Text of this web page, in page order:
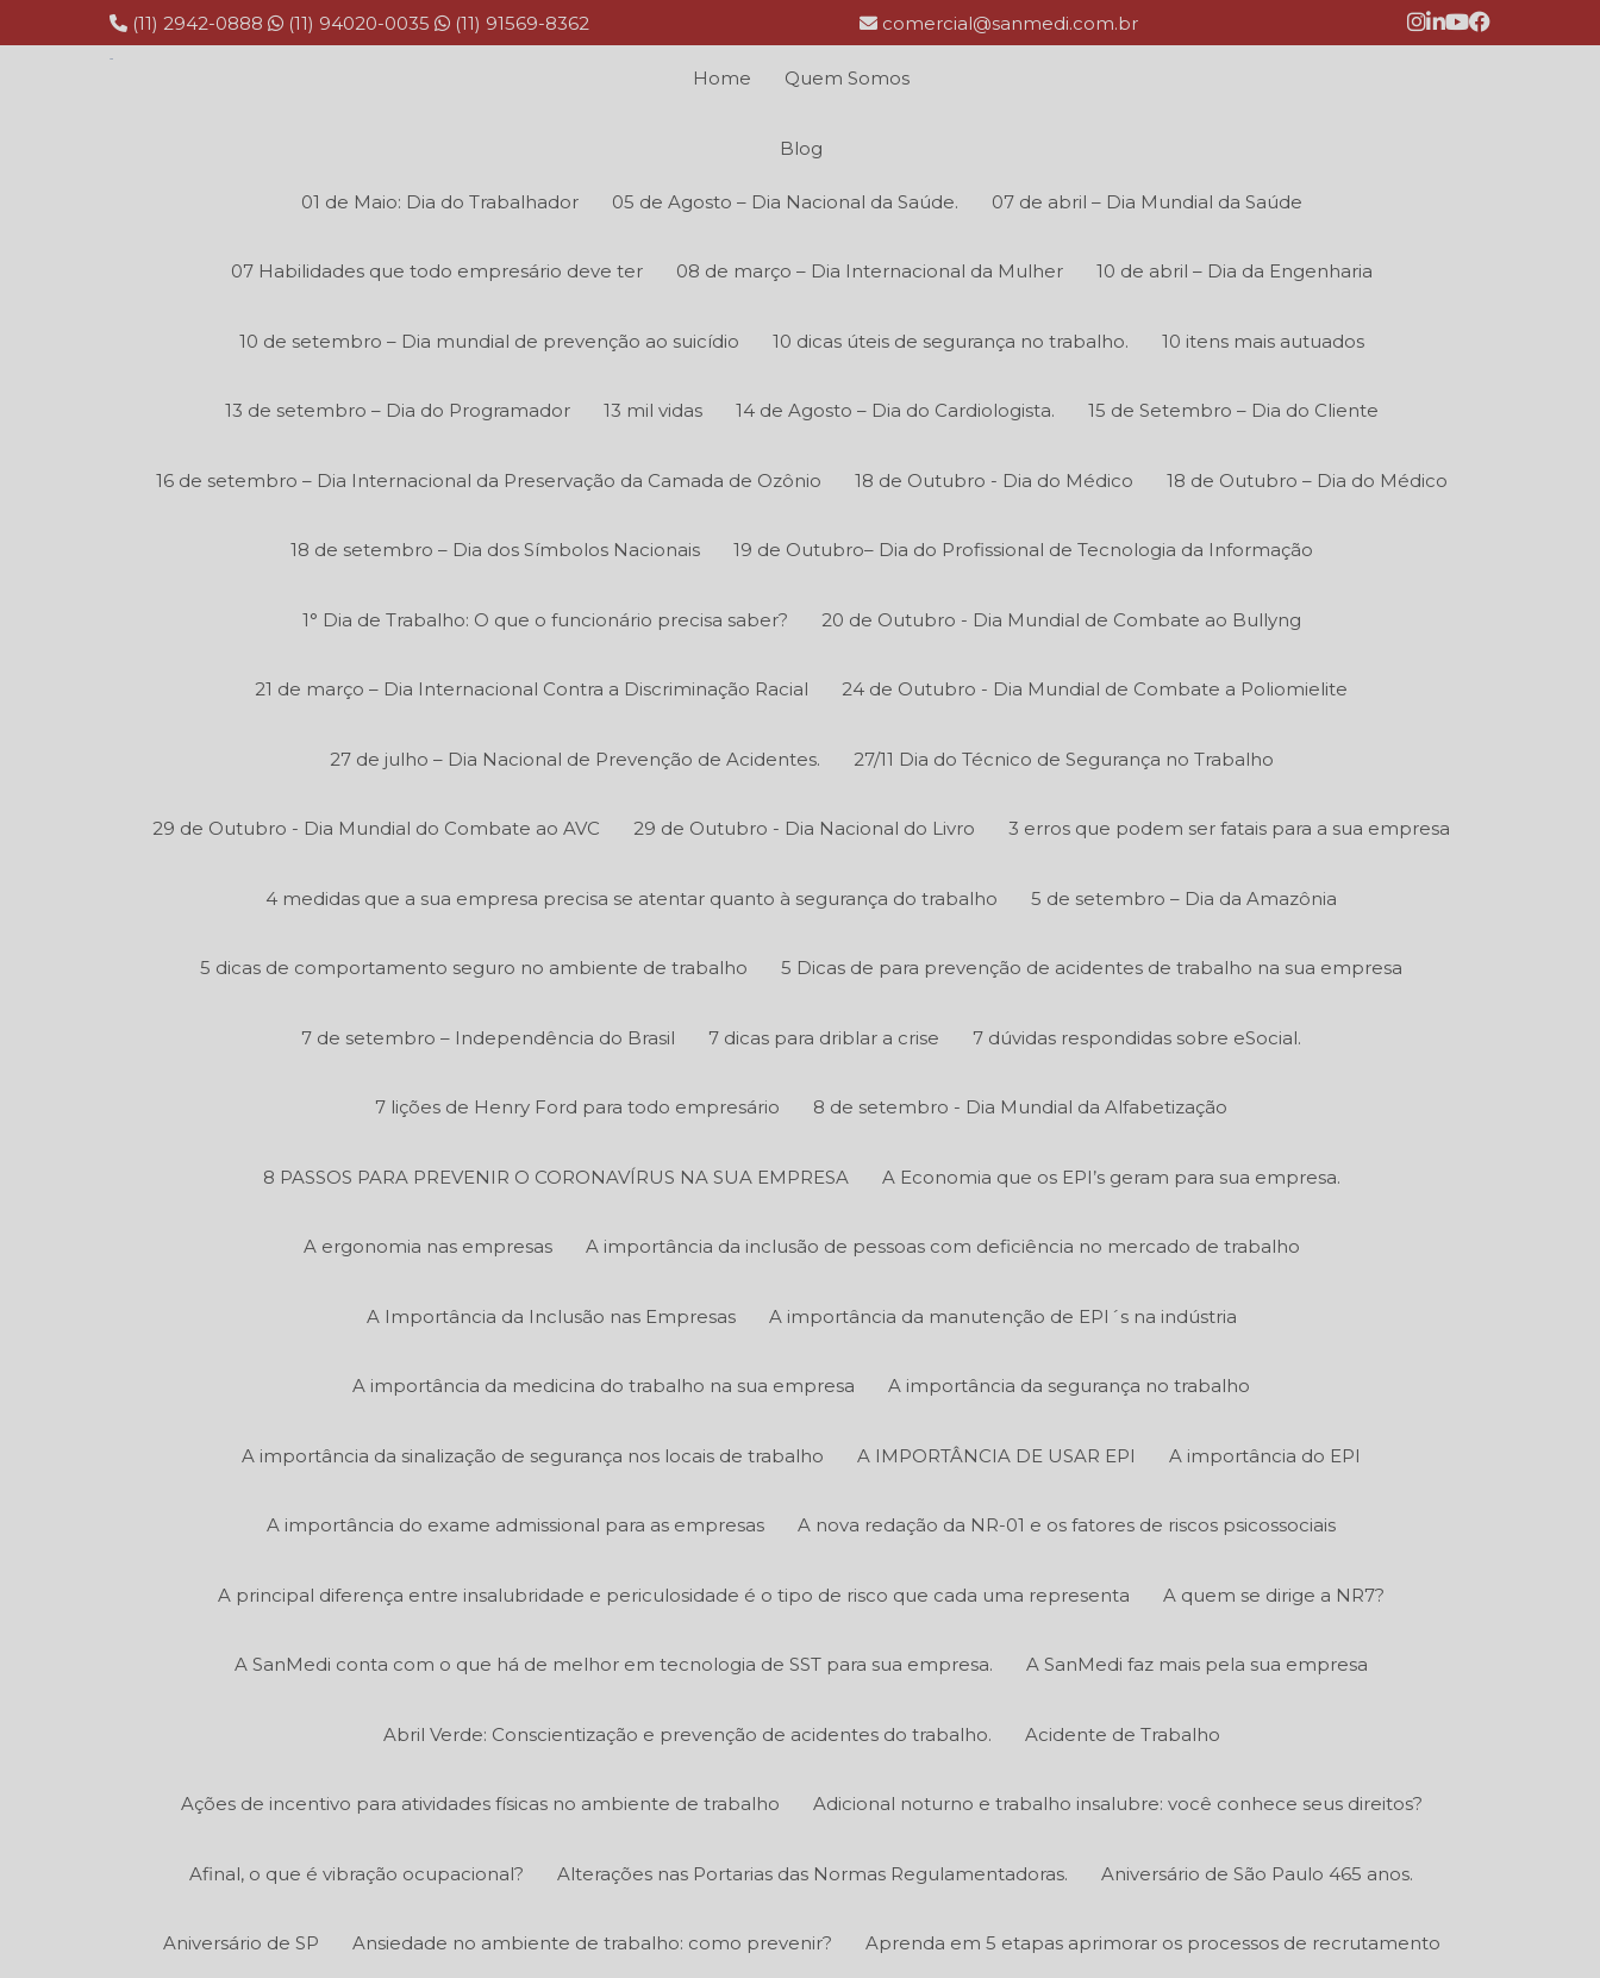
(11) 2942-0888 (11) 94020-0035 (11) 91569-8362 comercial@sanmedi.com.br
Home Quem Somos
Blog
01 de Maio: Dia do Trabalhador 05 de Agosto – Dia Nacional da Saúde. 07 de abril – Dia Mundial da Saúde
07 Habilidades que todo empresário deve ter 08 de março – Dia Internacional da Mulher 10 de abril – Dia da Engenharia
10 de setembro – Dia mundial de prevenção ao suicídio 10 dicas úteis de segurança no trabalho. 10 itens mais autuados
13 de setembro – Dia do Programador 13 mil vidas 14 de Agosto – Dia do Cardiologista. 15 de Setembro – Dia do Cliente
16 de setembro – Dia Internacional da Preservação da Camada de Ozônio 18 de Outubro - Dia do Médico 18 de Outubro – Dia do Médico
18 de setembro – Dia dos Símbolos Nacionais 19 de Outubro– Dia do Profissional de Tecnologia da Informação
1° Dia de Trabalho: O que o funcionário precisa saber? 20 de Outubro - Dia Mundial de Combate ao Bullyng
21 de março – Dia Internacional Contra a Discriminação Racial 24 de Outubro - Dia Mundial de Combate a Poliomielite
27 de julho – Dia Nacional de Prevenção de Acidentes. 27/11 Dia do Técnico de Segurança no Trabalho
29 de Outubro - Dia Mundial do Combate ao AVC 29 de Outubro - Dia Nacional do Livro 3 erros que podem ser fatais para a sua empresa
4 medidas que a sua empresa precisa se atentar quanto à segurança do trabalho 5 de setembro – Dia da Amazônia
5 dicas de comportamento seguro no ambiente de trabalho 5 Dicas de para prevenção de acidentes de trabalho na sua empresa
7 de setembro – Independência do Brasil 7 dicas para driblar a crise 7 dúvidas respondidas sobre eSocial.
7 lições de Henry Ford para todo empresário 8 de setembro - Dia Mundial da Alfabetização
8 PASSOS PARA PREVENIR O CORONAVÍRUS NA SUA EMPRESA A Economia que os EPI’s geram para sua empresa.
A ergonomia nas empresas A importância da inclusão de pessoas com deficiência no mercado de trabalho
A Importância da Inclusão nas Empresas A importância da manutenção de EPI´s na indústria
A importância da medicina do trabalho na sua empresa A importância da segurança no trabalho
A importância da sinalização de segurança nos locais de trabalho A IMPORTÂNCIA DE USAR EPI A importância do EPI
A importância do exame admissional para as empresas A nova redação da NR-01 e os fatores de riscos psicossociais
A principal diferença entre insalubridade e periculosidade é o tipo de risco que cada uma representa A quem se dirige a NR7?
A SanMedi conta com o que há de melhor em tecnologia de SST para sua empresa. A SanMedi faz mais pela sua empresa
Abril Verde: Conscientização e prevenção de acidentes do trabalho. Acidente de Trabalho
Ações de incentivo para atividades físicas no ambiente de trabalho Adicional noturno e trabalho insalubre: você conhece seus direitos?
Afinal, o que é vibração ocupacional? Alterações nas Portarias das Normas Regulamentadoras. Aniversário de São Paulo 465 anos.
Aniversário de SP Ansiedade no ambiente de trabalho: como prevenir? Aprenda em 5 etapas aprimorar os processos de recrutamento